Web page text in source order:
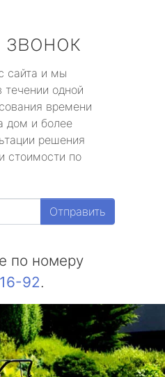
звонок
сайта и мы
одной
времени
дом и более
решения
стоимости по
Отправить
по номеру
92.